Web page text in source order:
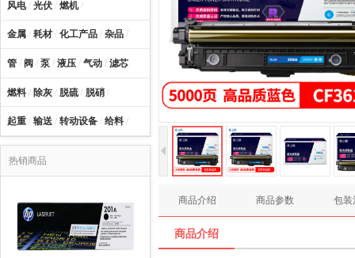
风电/ 光伏 / 燃机/
金属 / 耗材 / 化工产品 / 杂品 /
管 / 阀 / 泵 / 液压 / 气动 / 滤芯
燃料 / 除灰 / 脱硫/ 脱硝 /
起重 / 输送 / 转动设备 / 给料 /
热销商品
商品介绍 商品参数 包装
商品介绍